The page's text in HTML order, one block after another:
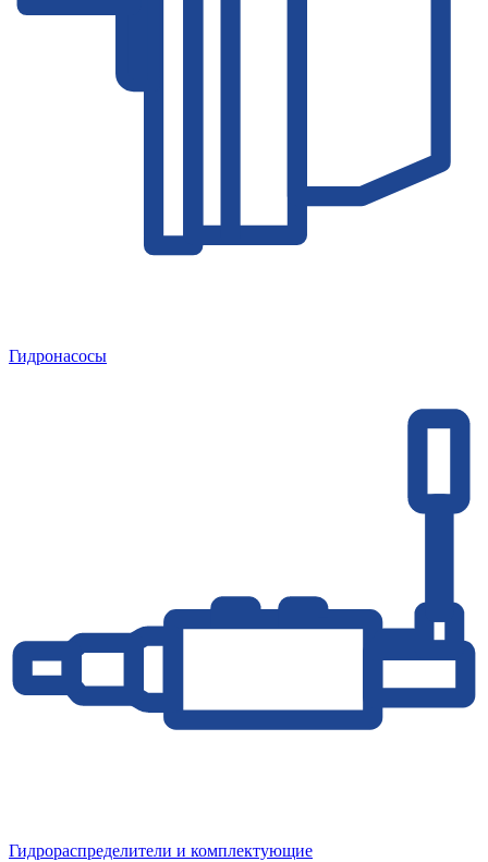
Гидронасосы
Гидрораспределители и комплектующие